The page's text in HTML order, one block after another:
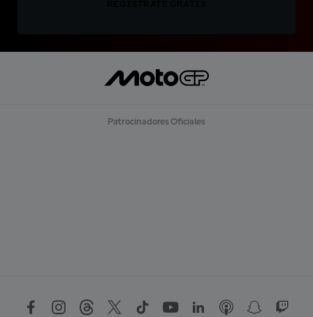
Patrocinadores Oficiales